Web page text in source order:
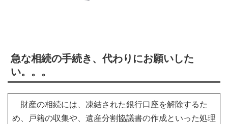
急な相続の手続き、代わりにお願いした
い。。。
財産の相続には、凍結された銀行口座を解除するた
め、戸籍の収集や、遺産分割協議書の作成といった処理